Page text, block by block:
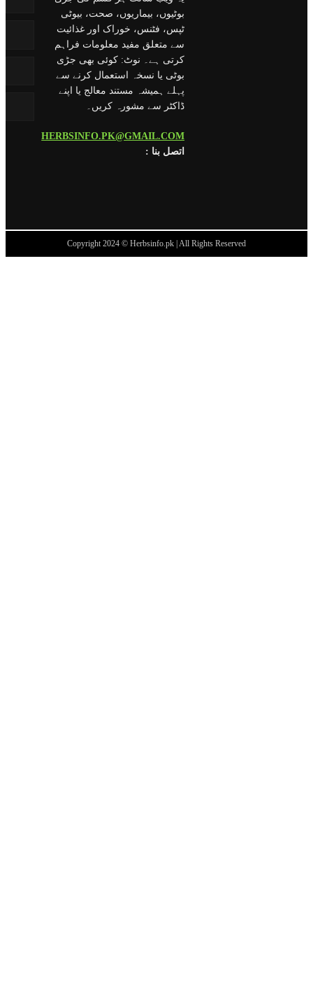
بوٹیوں، بیماریوں، صحت، بیوٹی
ٹپس، فٹنس، خوراک اور غذائیت
سے متعلق مفید معلومات فراہم
کرتی ہے۔ نوٹ: کوئی بھی جڑی
بوٹی یا نسخہ استعمال کرنے سے
پہلے ہمیشہ مستند معالج یا اپنے
ڈاکٹر سے مشورہ کریں۔
HERBSINFO.PK@GMAIL.COM
: اتصل بنا
Copyright 2024 © Herbsinfo.pk | All Rights Reserved